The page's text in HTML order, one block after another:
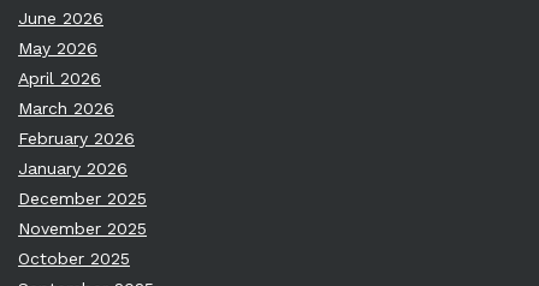
June 2026
May 2026
April 2026
March 2026
February 2026
January 2026
December 2025
November 2025
October 2025